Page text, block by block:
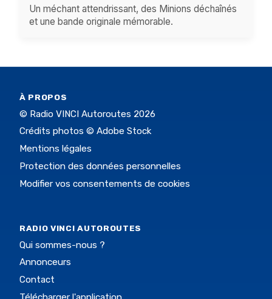
Un méchant attendrissant, des Minions déchaînés
et une bande originale mémorable.
À PROPOS
© Radio VINCI Autoroutes 2026
Crédits photos © Adobe Stock
Mentions légales
Protection des données personnelles
Modifier vos consentements de cookies
RADIO VINCI AUTOROUTES
Qui sommes-nous ?
Annonceurs
Contact